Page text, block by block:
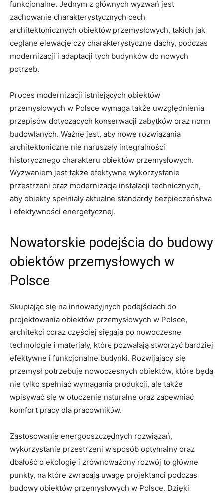
funkcjonalne. Jednym z głównych wyzwań jest
zachowanie charakterystycznych cech
architektonicznych obiektów przemysłowych, takich jak
ceglane elewacje czy charakterystyczne dachy, podczas
modernizacji i adaptacji tych budynków do nowych
potrzeb.
Proces modernizacji istniejących obiektów
przemysłowych w Polsce wymaga także uwzględnienia
przepisów dotyczących konserwacji zabytków oraz norm
budowlanych. Ważne jest, aby nowe rozwiązania
architektoniczne nie naruszały integralności
historycznego charakteru obiektów przemysłowych.
Wyzwaniem jest także efektywne wykorzystanie
przestrzeni oraz modernizacja instalacji technicznych,
aby obiekty spełniały aktualne standardy bezpieczeństwa
i efektywności energetycznej.
Nowatorskie podejścia do budowy
obiektów przemysłowych w
Polsce
Skupiając się na innowacyjnych podejściach do
projektowania obiektów przemysłowych w Polsce,
architekci coraz częściej sięgają po nowoczesne
technologie i materiały, które pozwalają stworzyć bardziej
efektywne i funkcjonalne budynki. Rozwijający się
przemysł potrzebuje nowoczesnych obiektów, które będą
nie tylko spełniać wymagania produkcji, ale także
wpisywać się w otoczenie naturalne oraz zapewniać
komfort pracy dla pracowników.
Zastosowanie energooszczędnych rozwiązań,
wykorzystanie przestrzeni w sposób optymalny oraz
dbałość o ekologię i zrównoważony rozwój to główne
punkty, na które zwracają uwagę projektanci podczas
budowy obiektów przemysłowych w Polsce. Dzięki